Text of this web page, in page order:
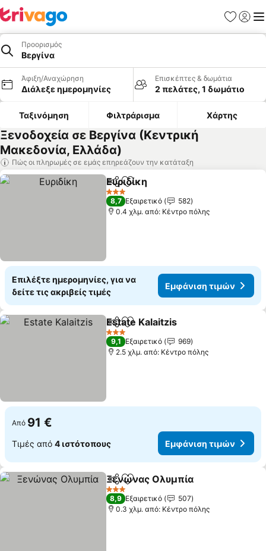
Προορισμός
Βεργίνα
Άφιξη/Αναχώρηση
Διάλεξε ημερομηνίες
Επισκέπτες & δωμάτια
2 πελάτες, 1 δωμάτιο
Ταξινόμηση Φιλτράρισμα Χάρτης
Ξενοδοχεία σε Βεργίνα (Κεντρική
Μακεδονία, Ελλάδα)
Πώς οι πληρωμές σε εμάς επηρεάζουν την κατάταξη
Κοινοποίηση
Προσθήκη στα αγαπημένα
Ευριδίκη
3 Αστέρια
8,7 Εξαιρετικό
582
0.4 χλμ. από: Κέντρο πόλης
Επιλέξτε ημερομηνίες, για να
δείτε τις ακριβείς τιμές
Εμφάνιση τιμών
Κοινοποίηση
Προσθήκη στα αγαπημένα
Estate Kalaitzis
3 Αστέρια
9,1 Εξαιρετικό
969
2.5 χλμ. από: Κέντρο πόλης
Από 91 €
Τιμές από 4 ιστότοπους Εμφάνιση τιμών
Κοινοποίηση
Προσθήκη στα αγαπημένα
Ξενώνας Ολυμπία
3 Αστέρια
8,9 Εξαιρετικό
507
0.3 χλμ. από: Κέντρο πόλης